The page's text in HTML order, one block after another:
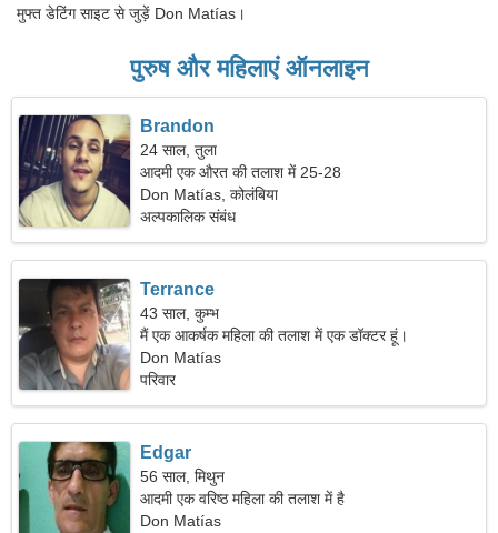
मुफ्त डेटिंग साइट से जुड़ें Don Matías।
पुरुष और महिलाएं ऑनलाइन
Brandon
24 साल, तुला
आदमी एक औरत की तलाश में 25-28
Don Matías, कोलंबिया
अल्पकालिक संबंध
Terrance
43 साल, कुम्भ
मैं एक आकर्षक महिला की तलाश में एक डॉक्टर हूं।
Don Matías
परिवार
Edgar
56 साल, मिथुन
आदमी एक वरिष्ठ महिला की तलाश में है
Don Matías